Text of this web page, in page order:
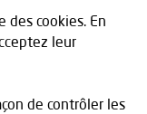
cookies. En
leur
de contrôler les